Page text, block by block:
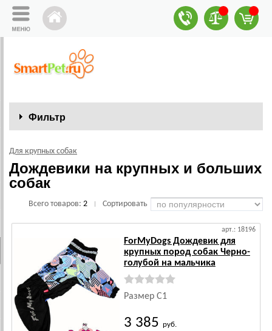
Фильтр
Для крупных собак
Дождевики на крупных и больших
собак
Всего товаров: 2 Сортировать
арт.: 18196
ForMyDogs Дождевик для
крупных пород собак Черно-
голубой на мальчика
Размер C1
3 385 руб.